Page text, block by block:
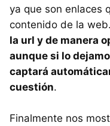
ya que son enlaces
contenido de la web.
la url y de manera
aunque si lo
captará
cuestión.
Finalmente nos